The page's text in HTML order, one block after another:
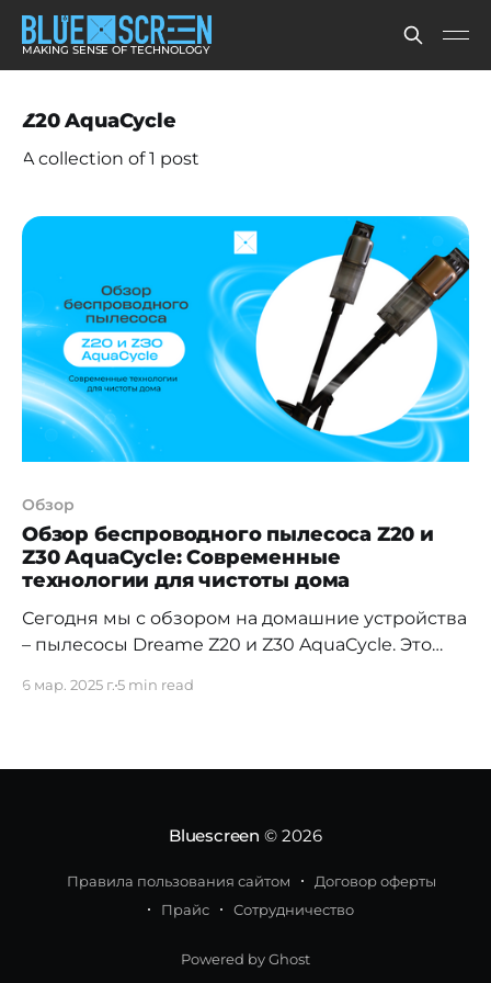
MAKING SENSE OF TECHNOLOGY
Z20 AquaCycle
A collection of 1 post
Обзор
Обзор беспроводного пылесоса Z20 и
Z30 AquaCycle: Современные
технологии для чистоты дома
Сегодня мы с обзором на домашние устройства
– пылесосы Dreame Z20 и Z30 AquaCycle. Это
уборки, которое обещает стать отличным
6 мар. 2025 г.5 min read
Bluescreen © 2026
Правила пользования сайтом
Договор оферты
Прайс
Сотрудничество
Powered by Ghost